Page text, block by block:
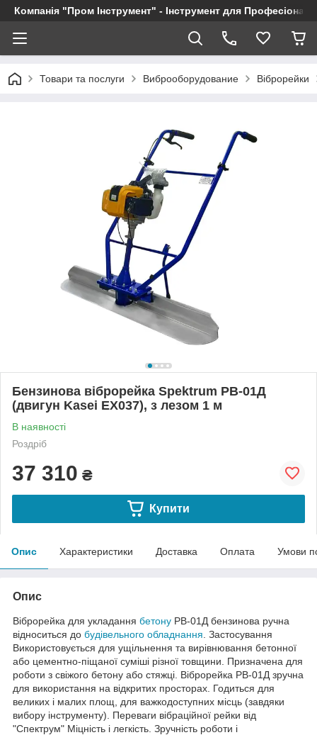
Компанія "Пром Інструмент" - Інструмент для
Товари та послуги Виброоборудование Віброрейки
Бензинова віброрейка Spektrum РВ-01Д
(двигун Kasei EX037), з лезом 1 м
В наявності
Роздріб
37 310 ₴
Купити
Опис Характеристики Доставка Оплата Умови
Опис
Віброрейка для укладання бетону РВ-01Д бензинова ручна
відноситься до будівельного обладнання . Застосування
Використовується для ущільнення та вирівнювання бетонної
або цементно-піщаної суміші різної товщини. Призначена для
роботи з свіжого бетону або стяжці. Віброрейка РВ-01Д зручна
для використання на відкритих просторах. Годиться для
великих і малих площ, для важкодоступних місць (завдяки
вибору інструменту). Переваги вібраційної рейки від
"Спектрум" Міцність і легкість. Зручність роботи і